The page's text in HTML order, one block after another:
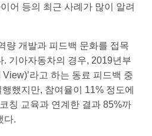
어 등의 최근 사례가 많이 알려
량 개발과 피드백 문화를 접목
기아자동차의 경우, 2019년부
라고 하는 동료 피드백 중
했지만, 참여율이 11% 정도에
칭 교육과 연계한 결과 85%까
다.